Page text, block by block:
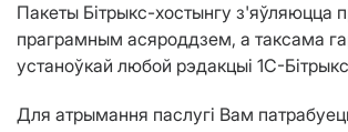
Пакеты Бітрыкс-хостынгу з'яўляюцца
праграмным асяроддзем, а таксама
устаноўкай любой рэдакцыі 1C-
Для атрымання паслугі Вам